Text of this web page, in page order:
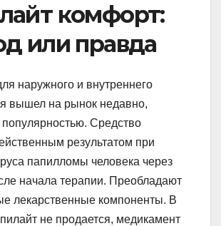
комфорт:
или правда
наружного и внутреннего
вышел на рынок недавно,
популярностью. Средство
результатом при
папилломы человека через
начала терапии. Преобладают
лекарственные компоненты. В
не продается, медикамент